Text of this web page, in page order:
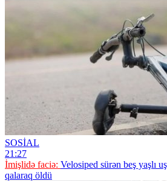
SOSİAL
21:27
İmişlidə faciə: Velosiped sürən beş yaşlı
qalaraq öldü